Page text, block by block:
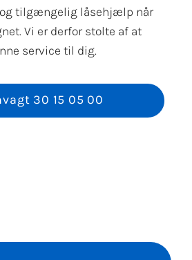
tilgængelig låsehjælp når
Vi er derfor stolte af at
service til dig.
30 15 05 00